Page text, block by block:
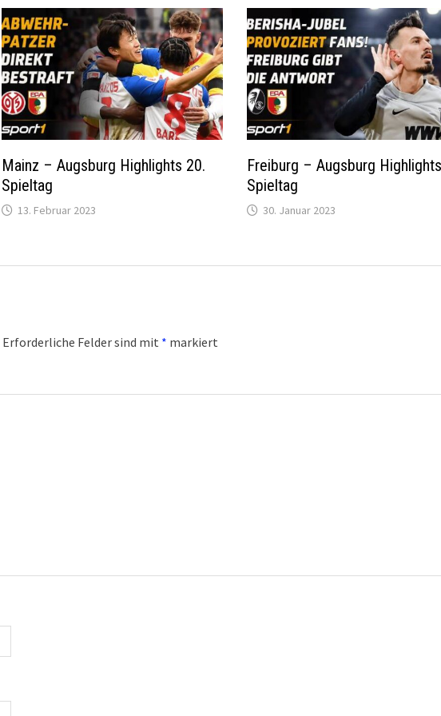
Mainz – Augsburg Highlights 20.
Spieltag
13. Februar 2023
Freiburg – Augsburg
Spieltag
30. Januar 2023
Erforderliche Felder sind mit * markiert